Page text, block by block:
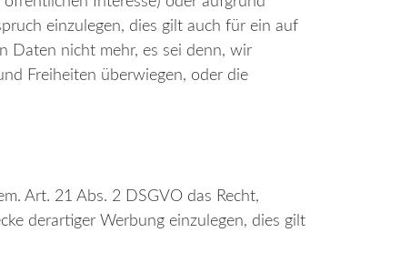
einzulegen, dies gilt auch für ein auf
Daten nicht mehr, es sei denn, wir
Freiheiten überwiegen, oder die
Art. 21 Abs. 2 DSGVO das Recht,
derartiger Werbung einzulegen, dies gilt